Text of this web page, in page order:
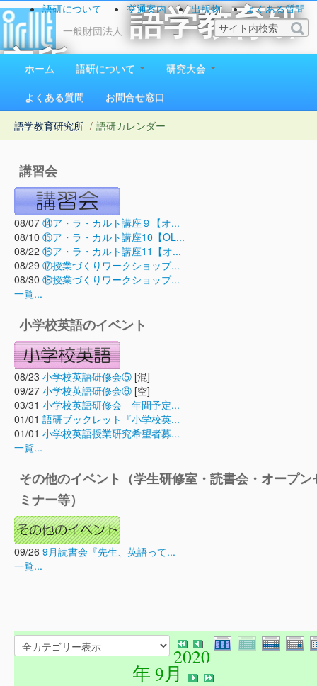
一般財団法人
語学教育研
究所
1923（大正12）年創立
語研について 交通案内 出版物
よくある質問
お問い合わせ
ホーム 語研について
研究大会
よくある質問
お問合せ窓口
語学教育研究所 / 語研カレンダー
講習会
08/07 ⑭ア・ラ・カルト講座９【オ...
08/10 ⑮ア・ラ・カルト講座10【OL...
08/22 ⑯ア・ラ・カルト講座11【オ...
08/29 ⑰授業づくりワークショップ...
08/30 ⑱授業づくりワークショップ...
一覧...
小学校英語のイベント
08/23 小学校英語研修会⑤ [混]
09/27 小学校英語研修会⑥ [空]
03/31 小学校英語研修会 年間予定...
01/01 語研ブックレット『小学校英...
01/01 小学校英語授業研究希望者募...
一覧...
その他のイベント（学生研修室・読書会・オープン
ミナー等）
09/26 9月読書会『先生、英語って...
一覧...
2020
年 9月